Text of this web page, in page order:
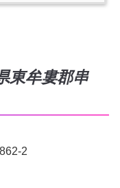
東牟婁郡串
2